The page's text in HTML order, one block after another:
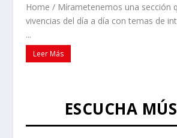
Home / Mírametenemos una sección
vivencias del día a día con temas de
...
Leer Más
ESCUCHA